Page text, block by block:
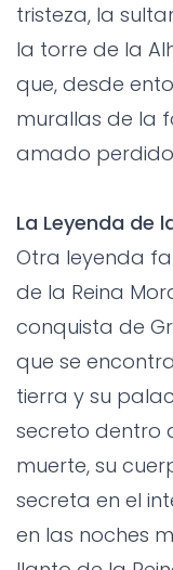
tristeza, la
la torre de la
que, desde
murallas de la
amado
La Leyenda de
Otra leyenda
de la Reina
conquista de
que se
tierra y su
secreto dentro
muerte, su
secreta en el
en las noches